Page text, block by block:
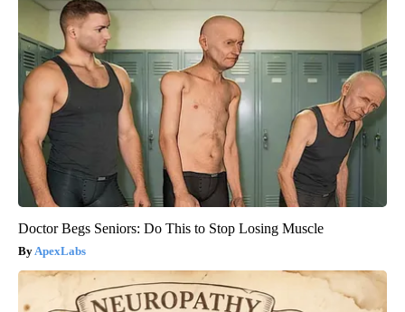
Doctor Begs Seniors: Do This to Stop Losing Muscle
ApexLabs